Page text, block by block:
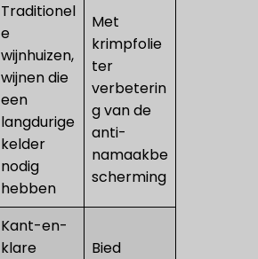
Traditionel
e
wijnhuizen,
wijnen die
een
langdurige
kelder
nodig
hebben
Met
krimpfolie
ter
verbeterin
g van de
anti-
namaakbe
scherming
Kant-en-
klare
Bied